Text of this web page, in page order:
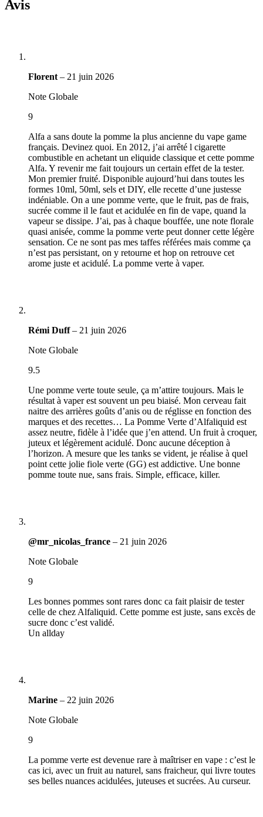
Avis
Florent – 21 juin 2026
Note Globale
9
Alfa a sans doute la pomme la plus ancienne du vape game
français. Devinez quoi. En 2012, j’ai arrêté l cigarette
combustible en achetant un eliquide classique et cette pomme
Alfa. Y revenir me fait toujours un certain effet de la tester.
Mon premier fruité. Disponible aujourd’hui dans toutes les
formes 10ml, 50ml, sels et DIY, elle recette d’une justesse
indéniable. On a une pomme verte, que le fruit, pas de frais,
sucrée comme il le faut et acidulée en fin de vape, quand la
vapeur se dissipe. J’ai, pas à chaque bouffée, une note florale
quasi anisée, comme la pomme verte peut donner cette légère
sensation. Ce ne sont pas mes taffes référées mais comme ça
n’est pas persistant, on y retourne et hop on retrouve cet
arome juste et acidulé. La pomme verte à vaper.
Rémi Duff– 21 juin 2026
Note Globale
9.5
Une pomme verte toute seule, ça m’attire toujours. Mais le
résultat à vaper est souvent un peu biaisé. Mon cerveau fait
naitre des arrières goûts d’anis ou de réglisse en fonction des
marques et des recettes… La Pomme Verte d’Alfaliquid est
assez neutre, fidèle à l’idée que j’en attend. Un fruit à croquer,
juteux et légèrement acidulé. Donc aucune déception à
l’horizon. A mesure que les tanks se vident, je réalise à quel
point cette jolie fiole verte (GG) est addictive. Une bonne
pomme toute nue, sans frais. Simple, efficace, killer.
@mr_nicolas_france – 21 juin 2026
Note Globale
9
Les bonnes pommes sont rares donc ca fait plaisir de tester
celle de chez Alfaliquid. Cette pomme est juste, sans excès de
sucre donc c’est validé.
Un allday
Marine – 22 juin 2026
Note Globale
9
La pomme verte est devenue rare à maîtriser en vape : c’est le
cas ici, avec un fruit au naturel, sans fraicheur, qui livre toutes
ses belles nuances acidulées, juteuses et sucrées. Au curseur.